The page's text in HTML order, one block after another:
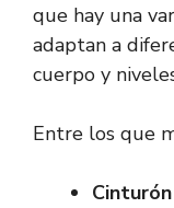
que hay una
adaptan a
cuerpo y
Entre los que